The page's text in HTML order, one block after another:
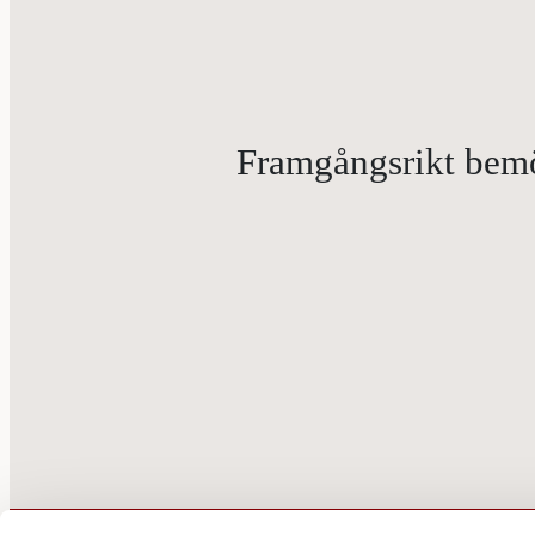
Framgångsrikt